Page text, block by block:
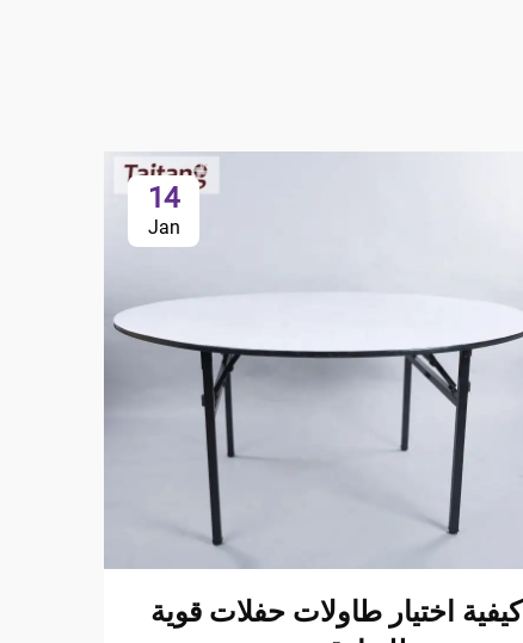
14
Jan
كيفية اختيار طاولات حفلات قوية